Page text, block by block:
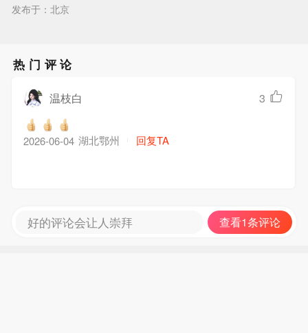
发布于：北京
热门评论
温枝白 3
2026-06-04 湖北鄂州 回复TA
好的评论会让人崇拜 查看1条评论